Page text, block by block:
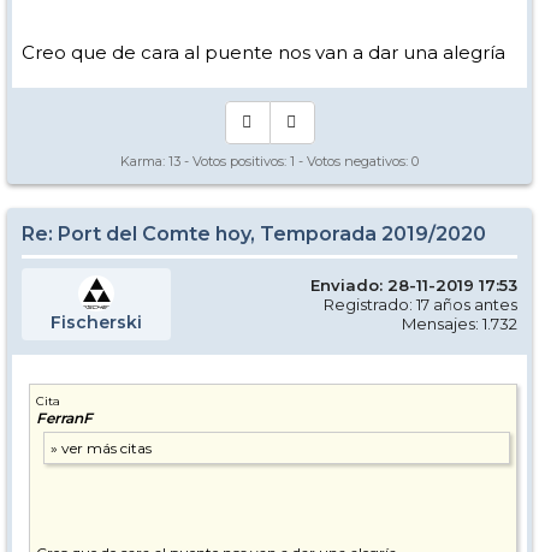
Creo que de cara al puente nos van a dar una alegría
Karma: 13 - Votos positivos: 1 - Votos negativos: 0
Re: Port del Comte hoy, Temporada 2019/2020
Fischerski
Enviado: 28-11-2019 17:53
Registrado: 17 años antes
Mensajes: 1.732
Cita
FerranF